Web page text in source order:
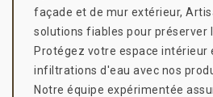
façade et de mur extérieur,
solutions fiables pour préserver
Protégez votre espace intérieur
infiltrations d'eau avec nos
Notre équipe expérimentée